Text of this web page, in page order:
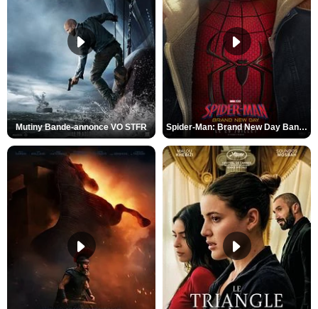
Mutiny Bande-annonce VO STFR Spider-Man: Brand New Day Bande-annonce VO STFR